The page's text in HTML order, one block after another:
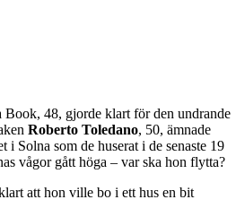
Book, 48, gjorde klart för den undrande
Roberto Toledano, 50, ämnade
i Solna som de huserat i de senaste 19
vågor gått höga – var ska hon flytta?
att hon ville bo i ett hus en bit